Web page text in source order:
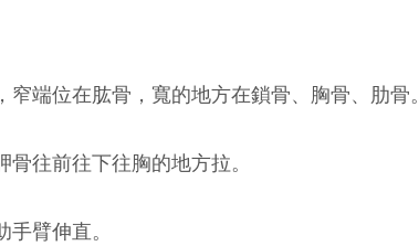
端位在肱骨，寬的地方在鎖骨、胸骨、肋骨。
往前往下往胸的地方拉。
臂伸直。